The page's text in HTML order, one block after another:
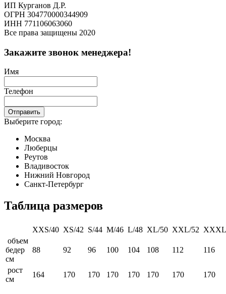
ИП Курганов Д.Р.
ОГРН 304770000344909
ИНН 771106063060
Все права защищены 2020
Закажите звонок менеджера!
Имя
Телефон
Отправить
Выберите город:
Москва
Люберцы
Реутов
Владивосток
Нижний Новгород
Санкт-Петербург
Таблица размеров
XXS/40 XS/42 S/44 M/46 L/48 XL/50 XXL/52
объем
бедер
см
88 92 96 100 104 108 112 116
рост
см
164 170 170 170 170 170 170 170